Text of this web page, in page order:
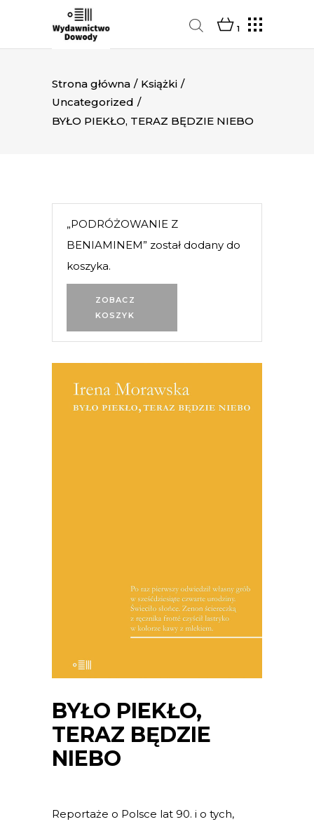
1
Strona główna / Książki /
Uncategorized /
BYŁO PIEKŁO, TERAZ BĘDZIE NIEBO
ZOBACZ
KOSZYK
„PODRÓŻOWANIE Z
BENIAMINEM” został dodany do
koszyka.
BYŁO PIEKŁO,
TERAZ BĘDZIE
NIEBO
Reportaże o Polsce lat 90. i o tych,